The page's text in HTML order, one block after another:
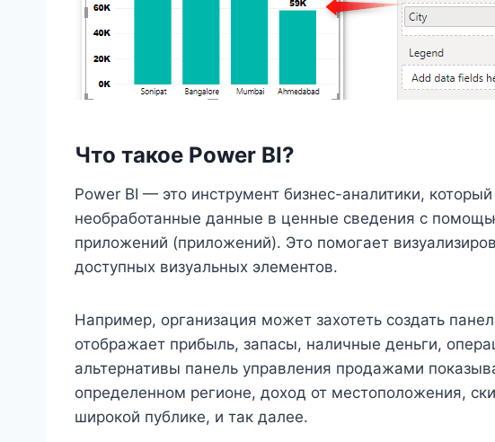
Что такое Power BI?
Power BI — это инструмент бизнес-аналитики,
необработанные данные в ценные сведения с
приложений (приложений). Это помогает
доступных визуальных элементов.
Например, организация может захотеть создать
отображает прибыль, запасы, наличные деньги,
альтернативы панель управления продажами
определенном регионе, доход от местоположения,
широкой публике, и так далее.